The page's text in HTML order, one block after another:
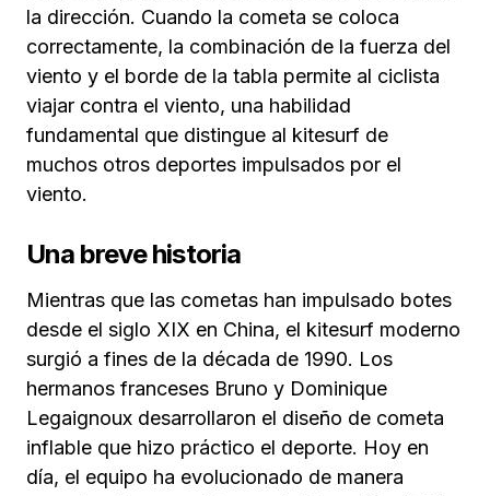
la dirección. Cuando la cometa se coloca
correctamente, la combinación de la fuerza del
viento y el borde de la tabla permite al ciclista
viajar contra el viento, una habilidad
fundamental que distingue al kitesurf de
muchos otros deportes impulsados por el
viento.
Una breve historia
Mientras que las cometas han impulsado botes
desde el siglo XIX en China, el kitesurf moderno
surgió a fines de la década de 1990. Los
hermanos franceses Bruno y Dominique
Legaignoux desarrollaron el diseño de cometa
inflable que hizo práctico el deporte. Hoy en
día, el equipo ha evolucionado de manera